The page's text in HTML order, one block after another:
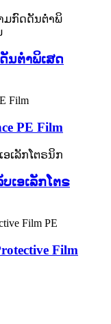
ນຕ່ໍາພິເສດ
PE Film
ເອເລັກໂຕຣ
Film